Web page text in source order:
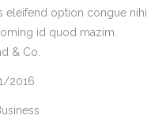
eleifend option congue nihil
id quod mazim.
& Co.
2016